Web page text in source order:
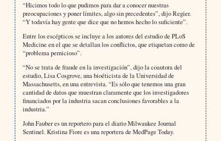
“Hicimos todo lo que pudimos para dar a conocer nuestras
preocupaciones y poner límites, algo sin precedentes”, dijo Regier.
“Y todavía hay gente que dice que no hemos hecho lo suficiente”.
Entre los escépticos se incluye a los autores del estudio de PLoS
Medicine en el que se detallan los conflictos, que etiquetan como de
“problema pernicioso”.
“No se trata de fraude en la investigación”, dijo la coautora del
estudio, Lisa Cosgrove, una bioéticista de la Universidad de
Massachusetts, en una entrevista. “Es sólo que tenemos una gran
cantidad de datos que muestran claramente que los investigadores
financiados por la industria sacan conclusiones favorables a la
industria.”
John Fauber es un reportero para el diario Milwaukee Journal
Sentinel. Kristina Fiore es una reportera de MedPage Today.